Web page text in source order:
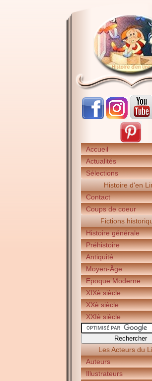
Accueil
Actualités
Sélections
Histoire d'en
Contact
Coups de coeur
Fictions
Histoire générale
Préhistoire
Antiquité
Moyen-Âge
Epoque Moderne
XIXè siècle
XXè siècle
XXIè siècle
Les Acteurs du
Auteurs
Illustrateurs